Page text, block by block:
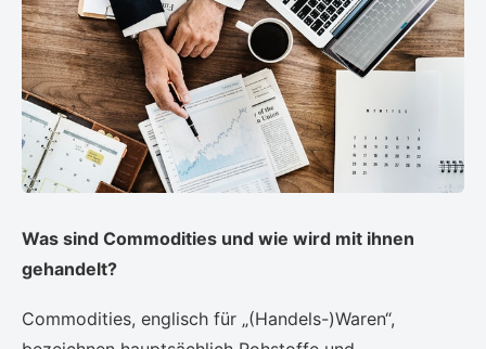
Was sind Commodities und wie wird mit ihnen
gehandelt?
Commodities, englisch für „(Handels-)Waren“,